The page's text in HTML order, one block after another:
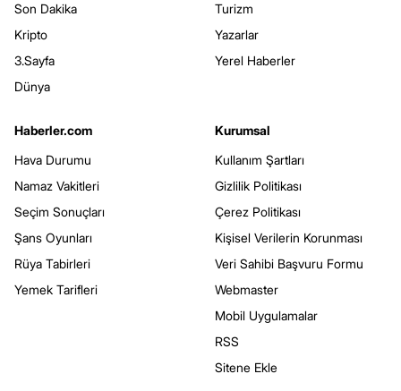
Son Dakika
Kripto
3.Sayfa
Dünya
Turizm
Yazarlar
Yerel Haberler
Haberler.com
Hava Durumu
Namaz Vakitleri
Seçim Sonuçları
Şans Oyunları
Rüya Tabirleri
Yemek Tarifleri
Kurumsal
Kullanım Şartları
Gizlilik Politikası
Çerez Politikası
Kişisel Verilerin Korunması
Veri Sahibi Başvuru Formu
Webmaster
Mobil Uygulamalar
RSS
Sitene Ekle